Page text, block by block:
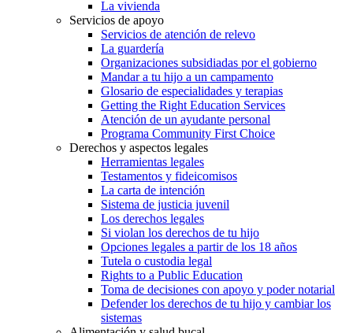
La vivienda
Servicios de apoyo
Servicios de atención de relevo
La guardería
Organizaciones subsidiadas por el gobierno
Mandar a tu hijo a un campamento
Glosario de especialidades y terapias
Getting the Right Education Services
Atención de un ayudante personal
Programa Community First Choice
Derechos y aspectos legales
Herramientas legales
Testamentos y fideicomisos
La carta de intención
Sistema de justicia juvenil
Los derechos legales
Si violan los derechos de tu hijo
Opciones legales a partir de los 18 años
Tutela o custodia legal
Rights to a Public Education
Toma de decisiones con apoyo y poder notarial
Defender los derechos de tu hijo y cambiar los
sistemas